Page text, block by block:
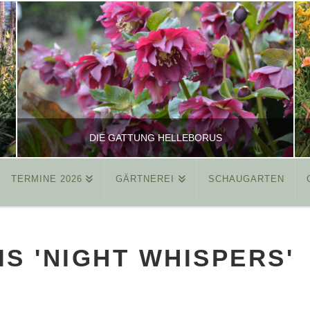
DIE GATTUNG HELLEBORUS
REINHARD
MÄRZ 26, 2015
TERMINE 2026 GÄRTNEREI SCHAUGARTEN
'NIGHT WHISPERS'